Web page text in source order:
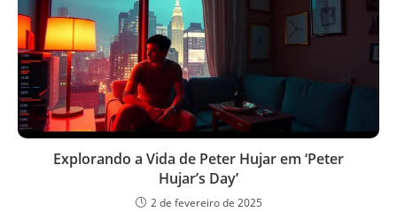
Explorando a Vida de Peter Hujar em ‘Peter
Hujar’s Day’
2 de fevereiro de 2025